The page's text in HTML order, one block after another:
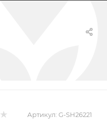
Артикул: G-SH26221